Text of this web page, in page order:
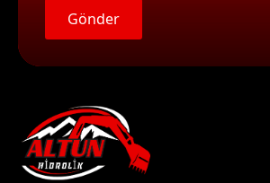
Gönder